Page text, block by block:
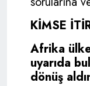
KİMSE
Afrika
uyarıda
dönüş